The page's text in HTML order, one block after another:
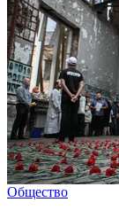
Общество